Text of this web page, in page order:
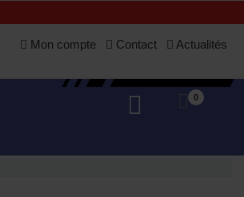
Mon compte Contact Actualités
0